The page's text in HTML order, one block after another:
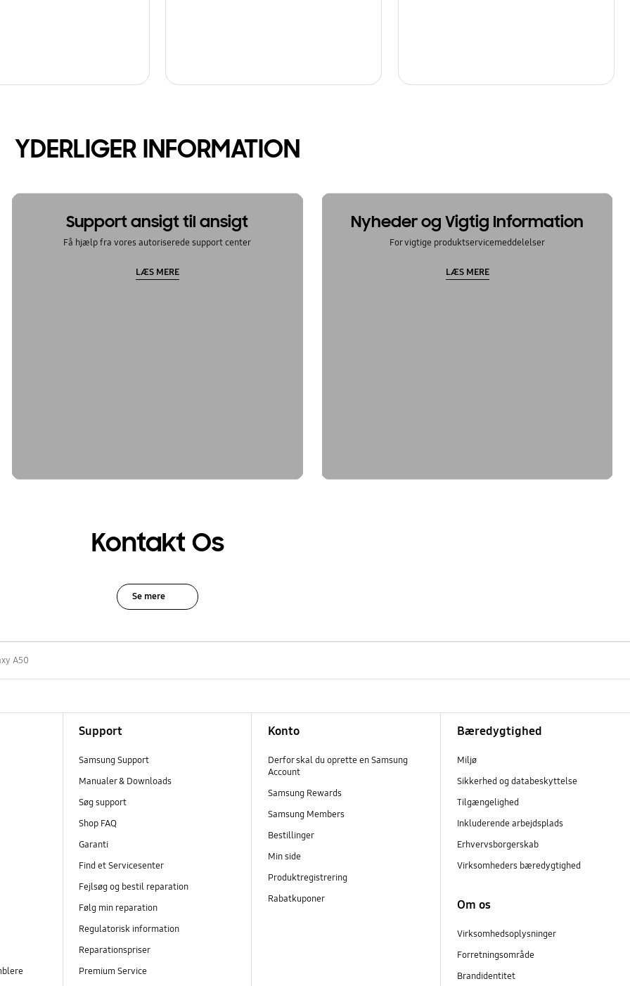
YDERLIGER INFORMATION
Support ansigt til ansigt
Få hjælp fra vores autoriserede support center
LÆS MERE
Nyheder og Vigtig Information
For vigtige produktservicemeddelelser
LÆS MERE
Kontakt Os
Se mere
A50
Support
Samsung Support
Manualer & Downloads
Søg support
Shop FAQ
Garanti
Find et Servicesenter
Fejlsøg og bestil reparation
Følg min reparation
Regulatorisk information
Reparationspriser
Premium Service
Konto
Derfor skal du oprette en Samsung
Account
Samsung Rewards
Samsung Members
Bestillinger
Min side
Produktregistrering
Rabatkuponer
Bæredygtighed
Miljø
Sikkerhed og databeskyttelse
Tilgængelighed
Inkluderende arbejdsplads
Erhvervsborgerskab
Virksomheders bæredygtighed
Om os
Virksomhedsoplysninger
Forretningsområde
Brandidentitet